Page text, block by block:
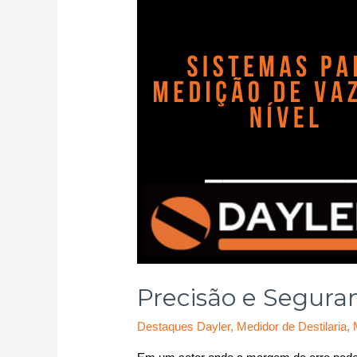
Precisão e
Destaques Dayler, Medidor de Destilaria,